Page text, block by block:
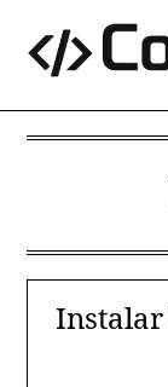
content
Instalar